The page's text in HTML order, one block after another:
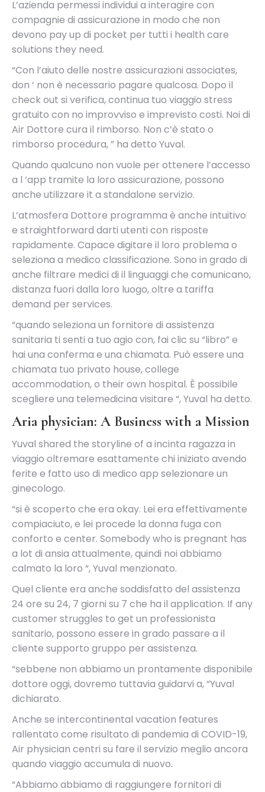
L’azienda permessi individui a interagire con
compagnie di assicurazione in modo che non
devono pay up di pocket per tutti i health care
solutions they need.
“Con l’aiuto delle nostre assicurazioni associates,
don ‘ non è necessario pagare qualcosa. Dopo il
check out si verifica, continua tuo viaggio stress
gratuito con no improvviso e imprevisto costi. Noi di
Air Dottore cura il rimborso. Non c’è stato o
rimborso procedura, ” ha detto Yuval.
Quando qualcuno non vuole per ottenere l’accesso
a l ‘app tramite la loro assicurazione, possono
anche utilizzare it a standalone servizio.
L’atmosfera Dottore programma è anche intuitivo
e straightforward darti utenti con risposte
rapidamente. Capace digitare il loro problema o
seleziona a medico classificazione. Sono in grado di
anche filtrare medici di il linguaggi che comunicano,
distanza fuori dalla loro luogo, oltre a tariffa
demand per services.
“quando seleziona un fornitore di assistenza
sanitaria ti senti a tuo agio con, fai clic su “libro” e
hai una conferma e una chiamata. Può essere una
chiamata tuo privato house, college
accommodation, o their own hospital. È possibile
scegliere una telemedicina visitare “, Yuval ha detto.
Aria physician: A Business with a Mission
Yuval shared the storyline of a incinta ragazza in
viaggio oltremare esattamente chi iniziato avendo
ferite e fatto uso di medico app selezionare un
ginecologo.
“si è scoperto che era okay. Lei era effettivamente
compiaciuto, e lei procede la donna fuga con
conforto e center. Somebody who is pregnant has
a lot di ansia attualmente, quindi noi abbiamo
calmato la loro “, Yuval menzionato.
Quel cliente era anche soddisfatto del assistenza
24 ore su 24, 7 giorni su 7 che ha il application. If any
customer struggles to get un professionista
sanitario, possono essere in grado passare a il
cliente supporto gruppo per assistenza.
“sebbene non abbiamo un prontamente disponibile
dottore oggi, dovremo tuttavia guidarvi a, “Yuval
dichiarato.
Anche se intercontinental vacation features
rallentato come risultato di pandemia di COVID-19,
Air physician centri su fare il servizio meglio ancora
quando viaggio accumula di nuovo.
“Abbiamo abbiamo di raggiungere fornitori di